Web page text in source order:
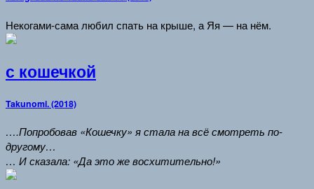
Некогами-сама любил спать на крыше, а Яя — на нём.
с кошечкой
Takunomi. (2018)
….Попробовав «Кошечку» я стала на всё смотреть по-
другому…
… И сказала: «Да это же восхитительно!»